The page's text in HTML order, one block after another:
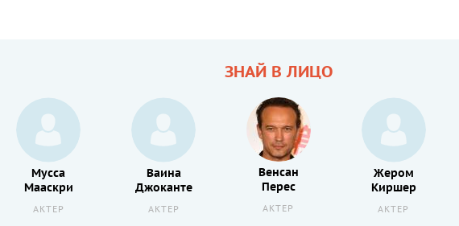
ЗНАЙ В ЛИЦО
Мусса
Мааскри
АКТЕР
Ваина
Джоканте
АКТЕР
Венсан
Перес
АКТЕР
Жером
Киршер
АКТЕР